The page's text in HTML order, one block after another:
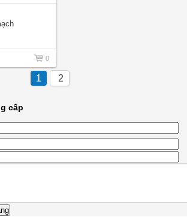
0
1 2
cấp